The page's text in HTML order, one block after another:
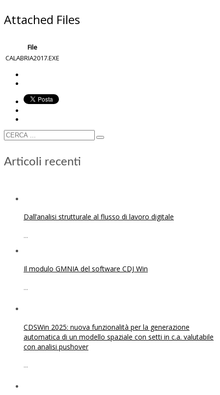
Attached Files
File
CALABRIA2017.EXE
Articoli recenti
Dall’analisi strutturale al flusso di lavoro digitale
...
Il modulo GMNIA del software CDJ Win
...
CDSWin 2025: nuova funzionalità per la generazione
automatica di un modello spaziale con setti in c.a. valutabile
con analisi pushover
...